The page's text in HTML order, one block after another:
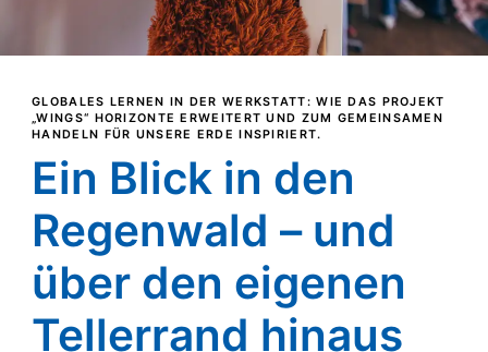
Ein Blick in den
Regenwald – und
über den eigenen
Tellerrand hinaus
GLOBALES LERNEN IN DER WERKSTATT: WIE DAS PROJEKT
„WINGS“ HORIZONTE ERWEITERT UND ZUM GEMEINSAMEN
HANDELN FÜR UNSERE ERDE INSPIRIERT.